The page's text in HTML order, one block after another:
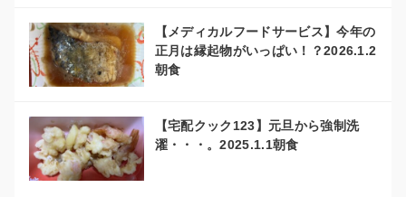
【メディカルフードサービス】今年の
正月は縁起物がいっぱい！？2026.1.2
朝食
【宅配クック123】元旦から強制洗
濯・・・。2025.1.1朝食